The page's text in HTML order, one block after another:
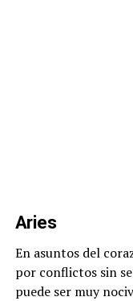
Aries
En asuntos del
por conflictos sin
puede ser muy